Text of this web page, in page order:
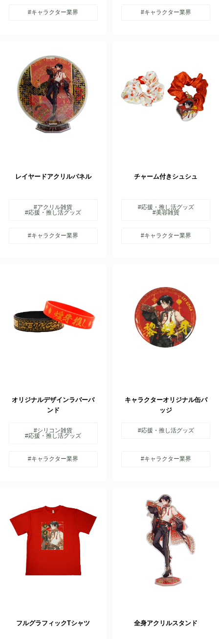
#キャラクター業界 #キャラクター業界
レイヤードアクリルパネル
#アクリル雑貨
#応援・推し活グッズ
#キャラクター業界
チャーム付きシュシュ
#応援・推し活グッズ
#美容雑貨
#キャラクター業界
オリジナルデザインラバーバ
ンド
#シリコン雑貨
#応援・推し活グッズ
#キャラクター業界
キャラクターオリジナル缶バ
ッジ
#応援・推し活グッズ
#キャラクター業界
フルグラフィックTシャツ 全身アクリルスタンド